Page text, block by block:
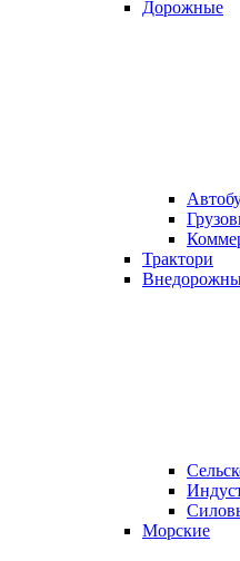
Дорожные
Трактори
Морские